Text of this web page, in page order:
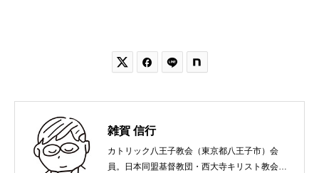
 
雑賀 信行
カトリック八王子教会（東京都八王子市）会
員。日本同盟基督教団・西大寺キリスト教会